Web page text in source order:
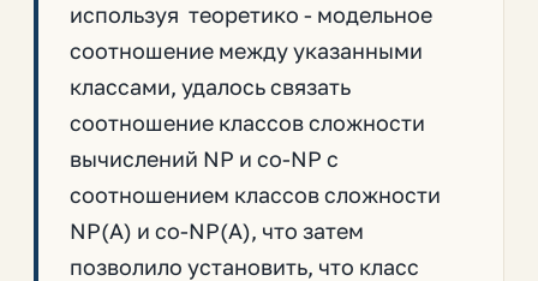
используя теоретико - модельное
соотношение между указанными
классами, удалось связать
соотношение классов сложности
вычислений NP и co-NP с
соотношением классов сложности
NP(A) и co-NP(A), что затем
позволило установить, что класс